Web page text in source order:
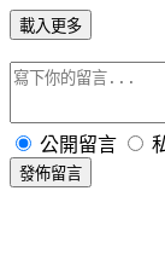
載入更多
公開留言
發佈留言